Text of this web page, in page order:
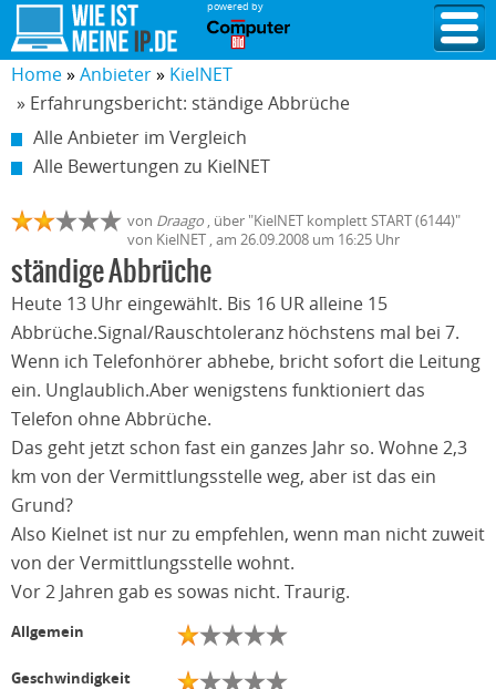
powered by
Home Anbieter
KielNET
» Erfahrungsbericht: ständige Abbrüche
Alle Anbieter im Vergleich
Alle Bewertungen zu KielNET
von Draago , über "KielNET komplett START (6144)"
von KielNET , am 26.09.2008 um 16:25 Uhr
ständige Abbrüche
Heute 13 Uhr eingewählt. Bis 16 UR alleine 15
Abbrüche.Signal/Rauschtoleranz höchstens mal bei 7.
Wenn ich Telefonhörer abhebe, bricht sofort die Leitung
ein. Unglaublich.Aber wenigstens funktioniert das
Telefon ohne Abbrüche.
Das geht jetzt schon fast ein ganzes Jahr so. Wohne 2,3
km von der Vermittlungsstelle weg, aber ist das ein
Grund?
Also Kielnet ist nur zu empfehlen, wenn man nicht zuweit
von der Vermittlungsstelle wohnt.
Vor 2 Jahren gab es sowas nicht. Traurig.
Allgemein
Geschwindigkeit